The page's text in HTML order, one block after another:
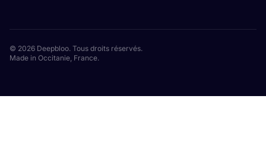
© 2026 Deepbloo. Tous droits réservés.
Made in Occitanie, France.